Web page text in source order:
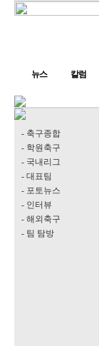
뉴스 칼럼
- 축구종합
- 학원축구
- 국내리그
- 대표팀
- 포토뉴스
- 인터뷰
- 해외축구
- 팀 탐방